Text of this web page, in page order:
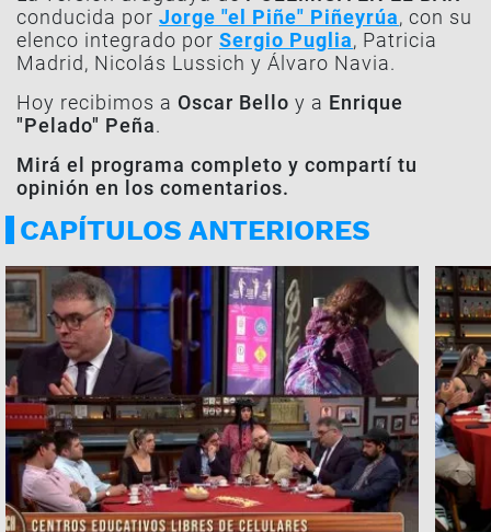
conducida por Jorge "el Piñe" Piñeyrúa, con su
elenco integrado por Sergio Puglia, Patricia
Madrid, Nicolás Lussich y Álvaro Navia.
Hoy recibimos a Oscar Bello y a Enrique
"Pelado" Peña.
Mirá el programa completo y compartí tu
opinión en los comentarios.
CAPÍTULOS ANTERIORES